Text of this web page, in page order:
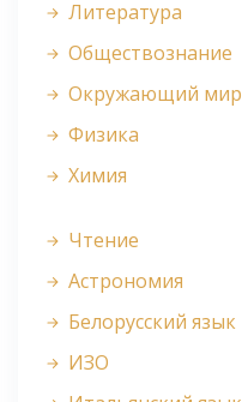
Литература
Обществознание
Окружающий мир
Физика
Химия
Чтение
Астрономия
Белорусский язык
ИЗО